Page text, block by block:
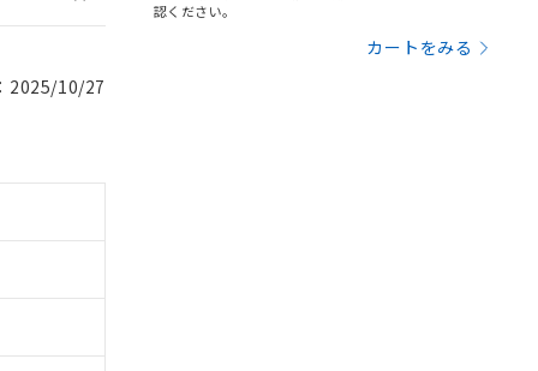
2025/10/27
認ください。
カートをみる